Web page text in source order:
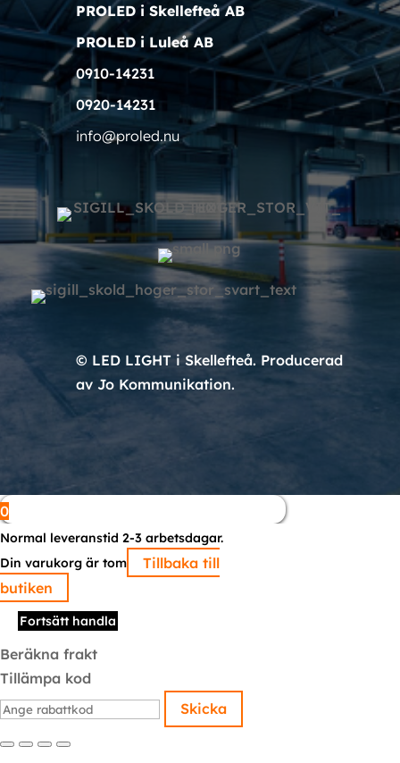
PROLED i Skellefteå AB
PROLED i Luleå AB
0910-14231
0920-14231
info@proled.nu
© LED LIGHT i Skellefteå. Producerad
av Jo Kommunikation.
0
Normal leveranstid 2-3 arbetsdagar.
Din varukorg är tom
Tillbaka till
butiken
Fortsätt handla
Beräkna frakt
Tillämpa kod
Skicka